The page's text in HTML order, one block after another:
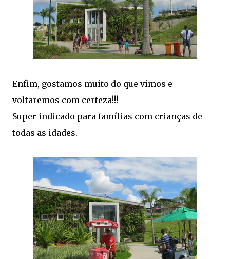
Enfim, gostamos muito do que vimos e
voltaremos com certeza!!!
Super indicado para famílias com crianças de
todas as idades.